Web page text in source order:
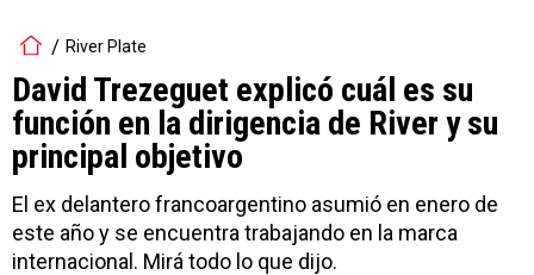
River Plate
David Trezeguet explicó cuál es su
función en la dirigencia de River y su
principal objetivo
El ex delantero francoargentino asumió en enero de
este año y se encuentra trabajando en la marca
internacional. Mirá todo lo que dijo.